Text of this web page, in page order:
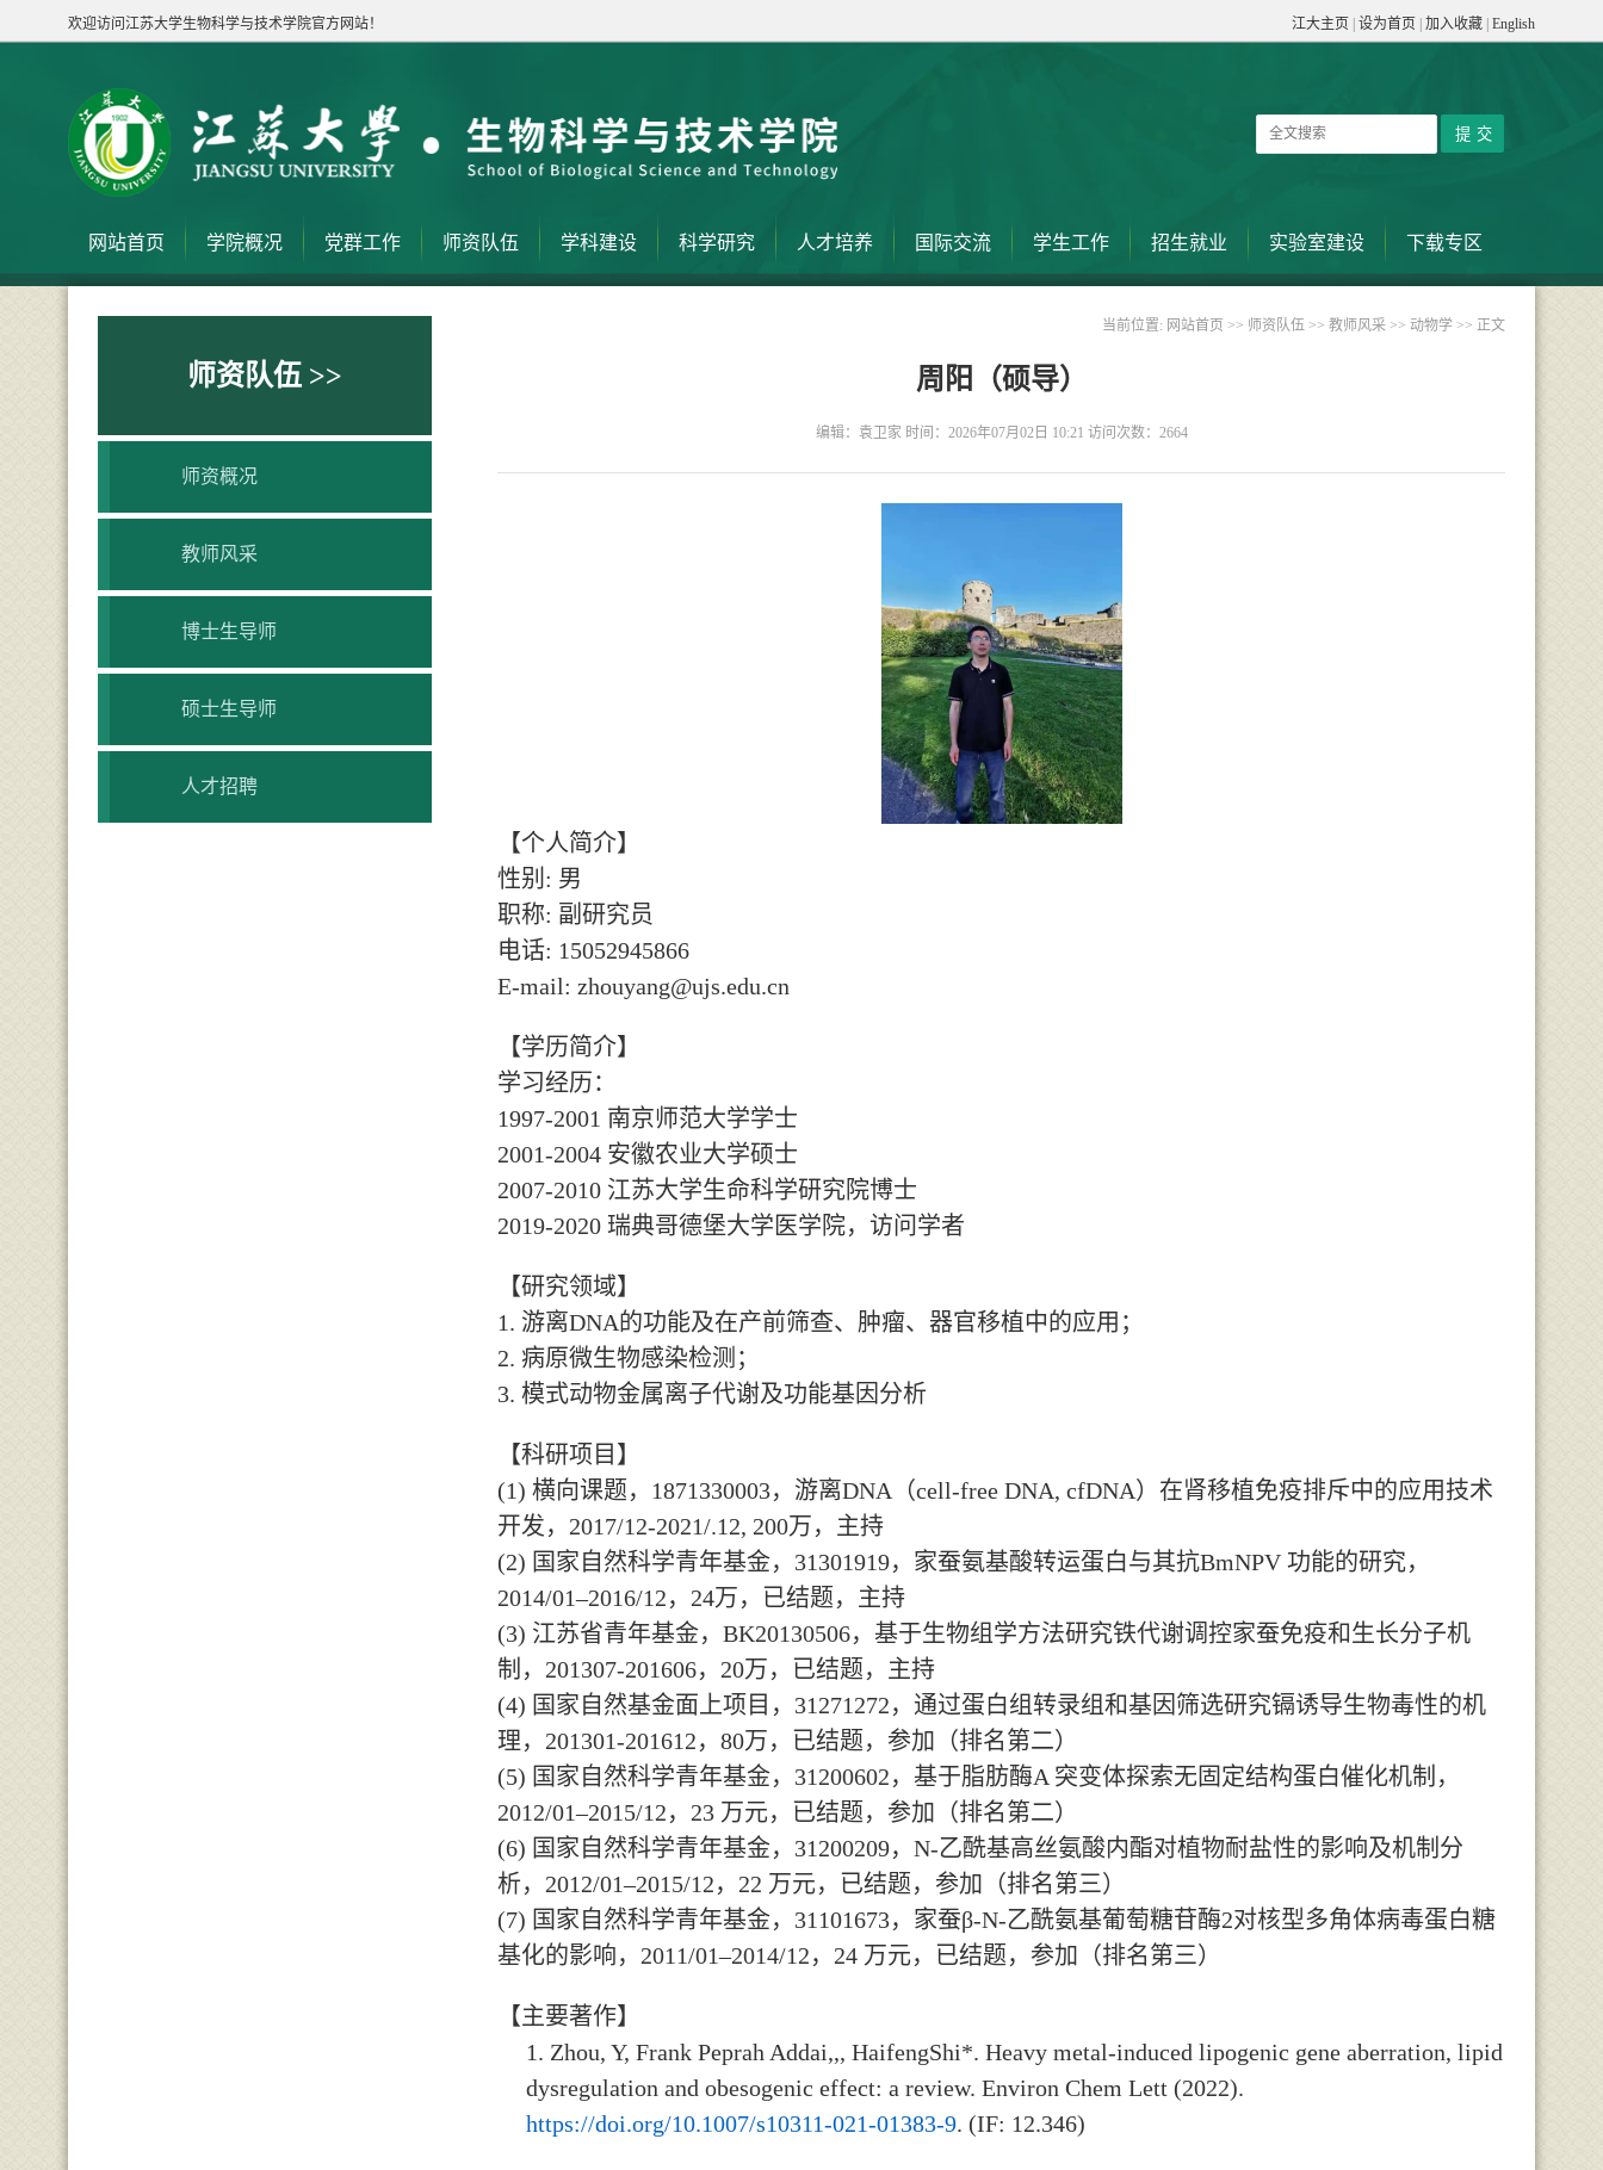
欢迎访问江苏大学生物科学与技术学院官方网站！ 江大主页 设为首页 加入收藏 English
网站首页 学院概况 党群工作 师资队伍 学科建设 科学研究 人才培养 国际交流 学生工作 招生就业 实验室建设 下载专区
师资队伍 >>
师资概况
教师风采
博士生导师
硕士生导师
人才招聘
当前位置: 网站首页 >> 师资队伍 >> 教师风采 >> 动物学 >> 正文
周阳（硕导）
编辑：袁卫家 时间：2026年07月02日 10:21 访问次数： 2664
【个人简介】
性别 : 男
职称: 副研究员
电话: 15052945866
E-mail: zhouyang@ujs.edu.cn
【学历简介】
学习经历：
1997-2001 南京师范大学学士
2001-2004 安徽农业大学硕士
2007-2010 江苏大学生命科学研究院博士
2019-2020 瑞典哥德堡大学医学院，访问学者
【研究领域】
1. 游离DNA的功能及在产前筛查、肿瘤、器官移植中的应用；
2. 病原微生物感染检测；
3. 模式动物金属离子代谢及功能基因分析
【科研项目】
(1) 横向课题， 1871330003，游离DNA （cell-free DNA, cfDNA）在肾移植免疫排斥中的应用技术
开发， 2017/12-2021/.12, 200万，主持
(2) 国家自然科学青年基金， 31301919，家蚕氨基酸转运蛋白与其抗BmNPV功能的研究，
2014/01–2016/12， 24万，已结题，主持
(3) 江苏省青年基金， BK20130506，基于生物组学方法研究铁代谢调控家蚕免疫和生长分子机
制， 201307-201606， 20万，已结题，主持
(4) 国家自然基金面上项目， 31271272，通过蛋白组转录组和基因筛选研究镉诱导生物毒性的机
理， 201301-201612， 80万，已结题，参加（排名第二）
(5) 国家自然科学青年基金， 31200602，基于脂肪酶A 突变体探索无固定结构蛋白催化机制，
2012/01–2015/12， 23 万元，已结题，参加（排名第二）
(6) 国家自然科学青年基金， 31200209， N-乙酰基高丝氨酸内酯对植物耐盐性的影响及机制分
析， 2012/01–2015/12， 22 万元，已结题，参加（排名第三）
(7) 国家自然科学青年基金， 31101673，家蚕β-N-乙酰氨基葡萄糖苷酶2对核型多角体病毒蛋白糖
基化的影响， 2011/01–2014/12， 24 万元，已结题，参加（排名第三）
【主要著作】
1. Zhou, Y, Frank Peprah Addai,,, HaifengShi*. Heavy metal-induced lipogenic gene aberration, lipid
dysregulation and obesogenic effect: a review. Environ Chem Lett (2022).
https://doi.org/10.1007/s10311-021-01383-9. (IF: 12.346)